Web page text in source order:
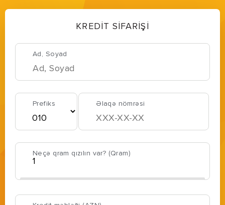
KREDİT SİFARİŞİ
Ad, Soyad
Prefiks Əlaqə nömrəsi
Neçə qram qızılın var? (Qram)